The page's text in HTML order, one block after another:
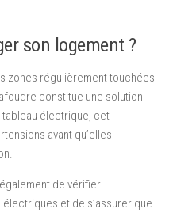
son logement ?
zones régulièrement touchées
constitue une solution
électrique, cet
avant qu’elles
de vérifier
et de s’assurer que